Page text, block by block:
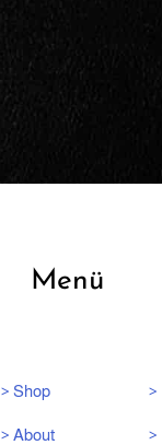
Menü
> Shop
> About
>
>